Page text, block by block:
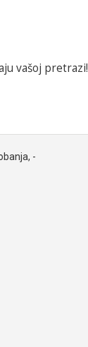
vašoj pretrazi!
-